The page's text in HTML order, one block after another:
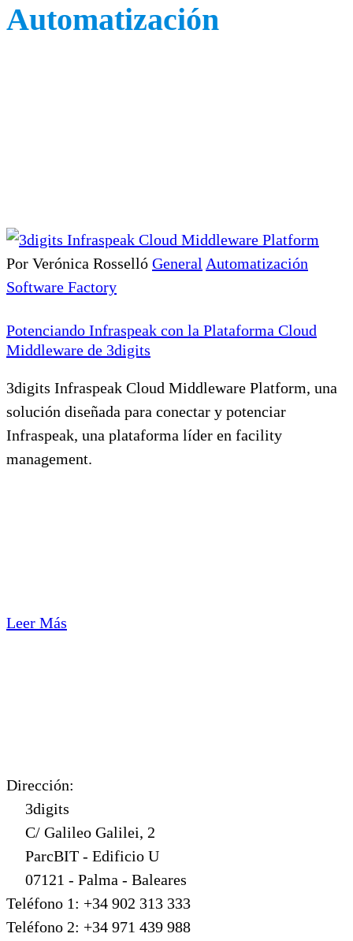
Automatización
Por Verónica Rosselló General Automatización
Software Factory
Potenciando Infraspeak con la Plataforma Cloud
Middleware de 3digits
3digits Infraspeak Cloud Middleware Platform, una
solución diseñada para conectar y potenciar
Infraspeak, una plataforma líder en facility
management.
Leer Más
Dirección:
3digits
C/ Galileo Galilei, 2
ParcBIT - Edificio U
07121 - Palma - Baleares
Teléfono 1: +34 902 313 333
Teléfono 2: +34 971 439 988